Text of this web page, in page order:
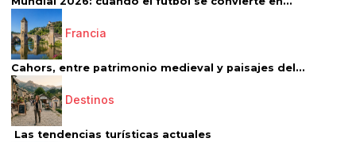
Francia
Cahors, entre patrimonio medieval y paisajes del...
Destinos
Las tendencias turísticas actuales